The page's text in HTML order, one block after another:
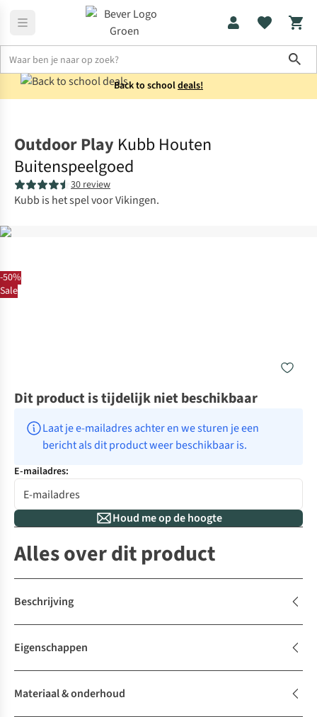
Back to schooldeals!
-50%
Sale
Outdoor Play Kubb Houten
Buitenspeelgoed
30 review
Kubb is het spel voor Vikingen.
Dit product is tijdelijk niet beschikbaar
Laat je e-mailadres achter en we sturen je een
bericht als dit product weer beschikbaar is.
E-mailadres:
Houd me op de hoogte
Alles over dit product
Beschrijving
Eigenschappen
Materiaal & onderhoud